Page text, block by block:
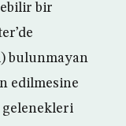
bir
bulunmayan
edilmesine
gelenekleri